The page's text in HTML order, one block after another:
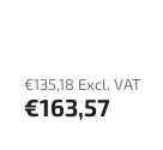
€135,18 Excl. VAT
€163,57